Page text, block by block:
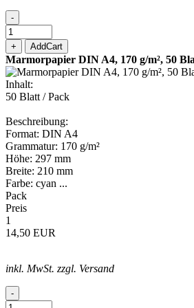
-
+ AddCart
Marmorpapier DIN A4, 170 g/m², 50
Inhalt:
50 Blatt / Pack
Beschreibung:
Format: DIN A4
Grammatur: 170 g/m²
Höhe: 297 mm
Breite: 210 mm
Farbe: cyan ...
Pack
Preis
1
14,50 EUR
inkl. MwSt. zzgl. Versand
-